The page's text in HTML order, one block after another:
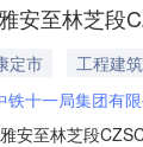
安至林芝
定市
工程建筑
铁十一局集团有
安至林芝段